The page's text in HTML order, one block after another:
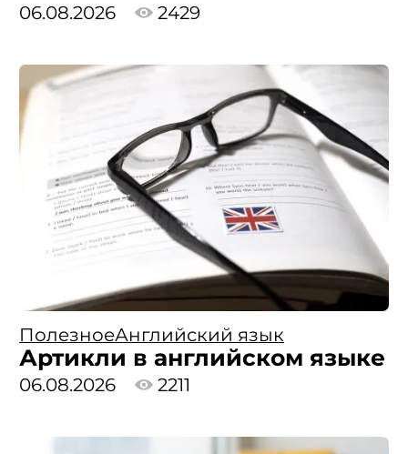
06.08.2026 2429
ПолезноеАнглийский язык
Артикли в английском языке
06.08.2026 2211